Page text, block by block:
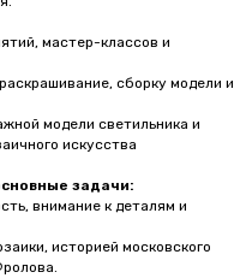
мастер-классов и
сборку модели и
модели светильника и
искусства
задачи:
внимание к деталям и
историей московского